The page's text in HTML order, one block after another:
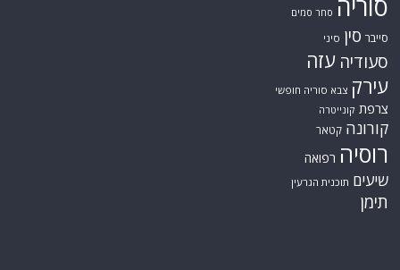
סוריה סחר סמים
סייבר סין סיני
סעודיה עזה
עירק צבא סוריה חופשי
צרפת קונייטרה
קורונה קטאר
רוסיה רפואה
שיעים תוכנית הגרעין
תימן